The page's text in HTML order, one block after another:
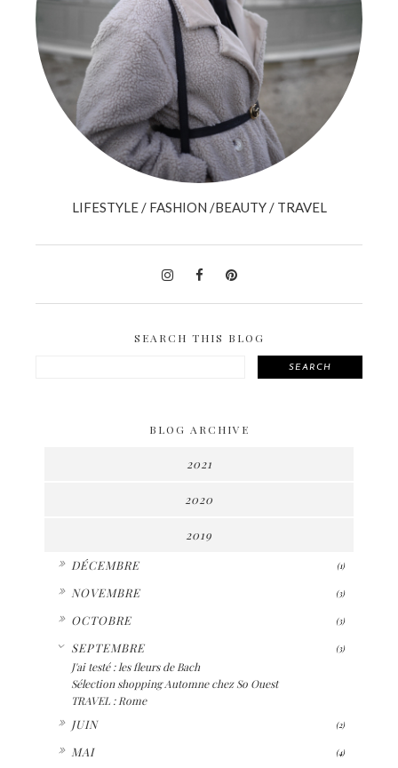
LIFESTYLE / FASHION /BEAUTY / TRAVEL
SEARCH THIS BLOG
SEARCH
BLOG ARCHIVE
2021
2020
2019
DÉCEMBRE (1)
NOVEMBRE (3)
OCTOBRE (3)
SEPTEMBRE (3)
J'ai testé : les fleurs de Bach
Sélection shopping Automne chez So Ouest
TRAVEL : Rome
JUIN (2)
MAI (4)